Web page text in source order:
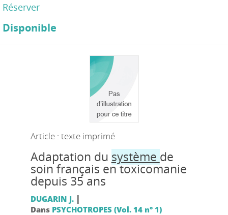
Réserver
Disponible
Article : texte imprimé
Adaptation du système de
soin français en toxicomanie
depuis 35 ans
DUGARIN J. |
Dans PSYCHOTROPES (Vol. 14 n° 1)